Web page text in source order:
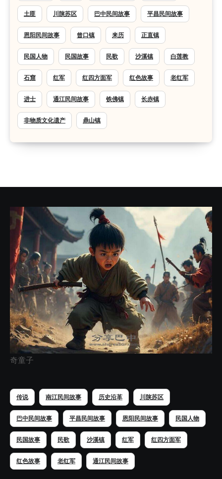
土匪 川陕苏区 巴中民间故事 平昌民间故事
恩阳民间故事 曾口镇 来历 正直镇
民国人物 民国故事 民歌 沙溪镇 白莲教
石窟 红军 红四方面军 红色故事 老红军
进士 通江民间故事 铁佛镇 长赤镇
非物质文化遗产 鼎山镇
奇童子
传说 南江民间故事 历史沿革 川陕苏区
巴中民间故事 平昌民间故事 恩阳民间故事 民国人物
民国故事 民歌 沙溪镇 红军 红四方面军
红色故事 老红军 通江民间故事